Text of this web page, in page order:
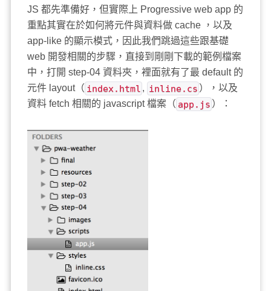
JS 都先準備好，但實際上 Progressive web app 的
重點其實在於如何將元件與資料做 cache ，以及
app-like 的顯示模式，因此我們跳過這些跟基礎
web 開發相關的步驟，直接到剛剛下載的範例檔案
中，打開 step-04 資料夾，裡面就有了最 default 的
元件 layout（ index.html , inline.cs ），以及
資料 fetch 相關的 javascript 檔案（ app.js ）：